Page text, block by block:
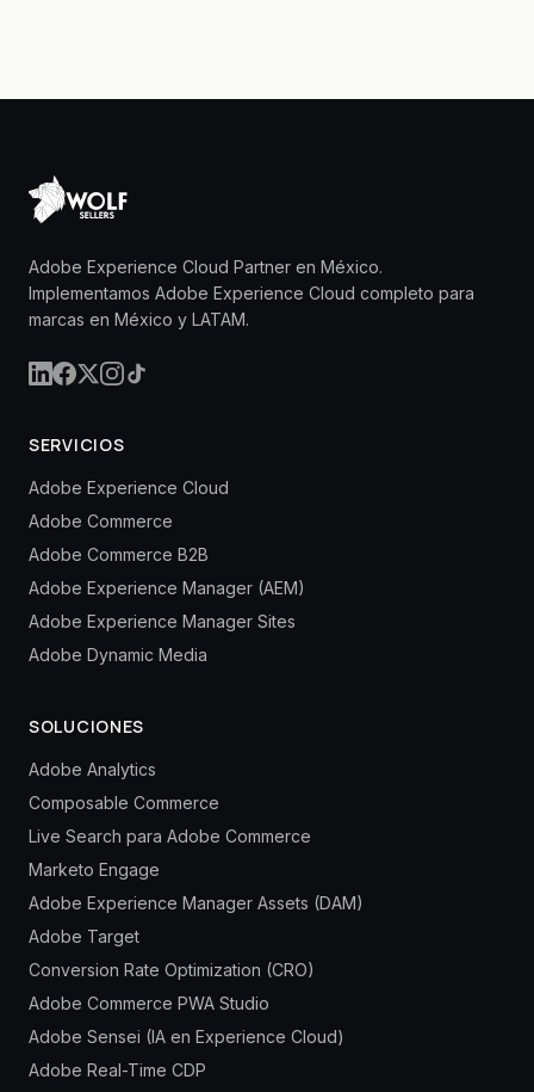
Adobe Experience Cloud Partner en México.
Implementamos Adobe Experience Cloud completo para
marcas en México y LATAM.
SERVICIOS
Adobe Experience Cloud
Adobe Commerce
Adobe Commerce B2B
Adobe Experience Manager (AEM)
Adobe Experience Manager Sites
Adobe Dynamic Media
SOLUCIONES
Adobe Analytics
Composable Commerce
Live Search para Adobe Commerce
Marketo Engage
Adobe Experience Manager Assets (DAM)
Adobe Target
Conversion Rate Optimization (CRO)
Adobe Commerce PWA Studio
Adobe Sensei (IA en Experience Cloud)
Adobe Real-Time CDP